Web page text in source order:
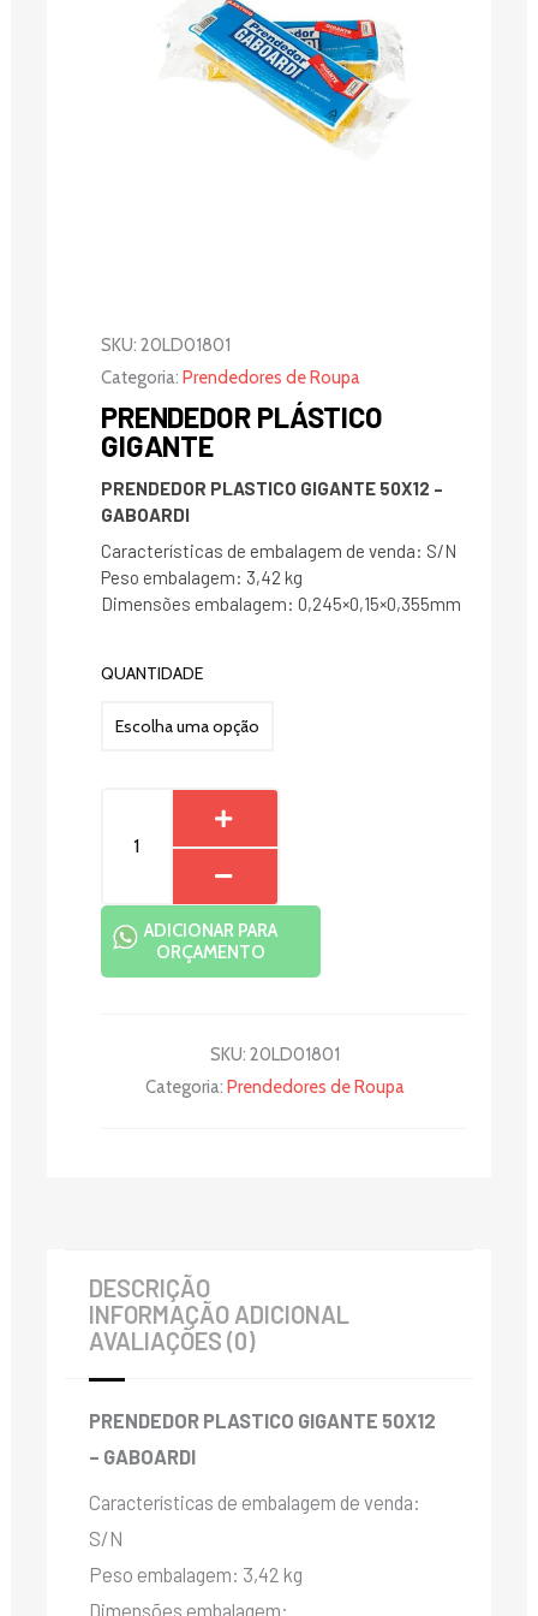
SKU: 20LD01801
Categoria: Prendedores de Roupa
PRENDEDOR PLÁSTICO
GIGANTE
PRENDEDOR PLASTICO GIGANTE 50X12 –
GABOARDI
Características de embalagem de venda: S/N
Peso embalagem: 3,42 kg
Dimensões embalagem: 0,245×0,15×0,355mm
QUANTIDADE
PRENDEDOR
ADICIONAR PARA
ORÇAMENTO
SKU: 20LD01801
Categoria: Prendedores de Roupa
DESCRIÇÃO
INFORMAÇÃO ADICIONAL
AVALIAÇÕES (0)
PRENDEDOR PLASTICO GIGANTE 50X12
– GABOARDI
Características de embalagem de venda:
S/N
Peso embalagem: 3,42 kg
Dimensões embalagem: